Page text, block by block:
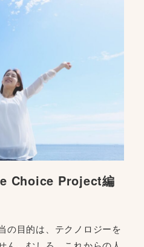
Choice Project編
の目的は、テクノロジーを